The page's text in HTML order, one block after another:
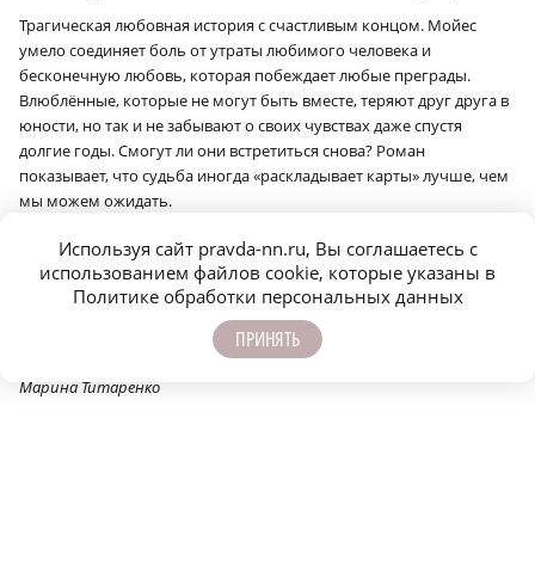
Трагическая любовная история с счастливым концом. Мойес
умело соединяет боль от утраты любимого человека и
бесконечную любовь, которая побеждает любые преграды.
Влюблённые, которые не могут быть вместе, теряют друг друга в
юности, но так и не забывают о своих чувствах даже спустя
долгие годы. Смогут ли они встретиться снова? Роман
показывает, что судьба иногда «раскладывает карты» лучше, чем
мы можем ожидать.
В 2026 году вышел новый роман Джоджо Мойес «В чужих
туфлях». Он совсем недавно появился на полках книжных
магазинов. Пополнит ли он ряды лучших романов знаменитой
писательницы — решать читателям.
Приятного чтения и хороших майских праздников!
Марина Титаренко
Используя сайт pravda-nn.ru, Вы соглашаетесь с
использованием файлов cookie, которые указаны в
Политике обработки персональных данных
ПРИНЯТЬ